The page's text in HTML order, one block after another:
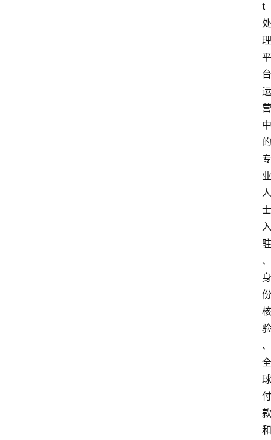
t
处
理
平
台
运
营
中
的
专
业
人
士
入
驻
、
身
份
核
验
、
全
球
付
款
和